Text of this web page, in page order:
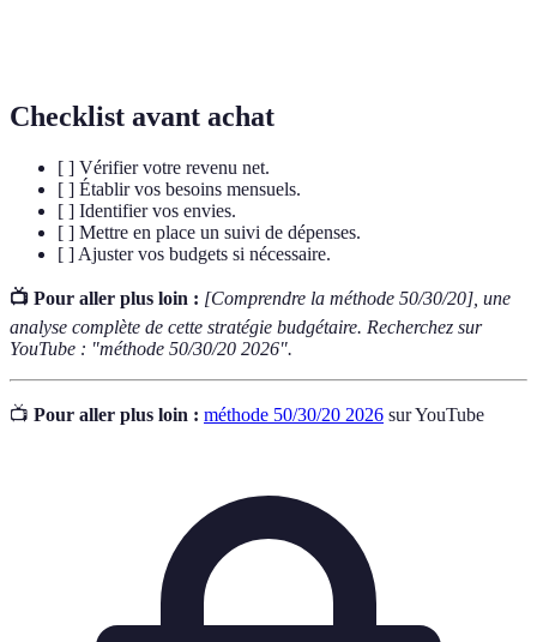
Checklist avant achat
[ ] Vérifier votre revenu net.
[ ] Établir vos besoins mensuels.
[ ] Identifier vos envies.
[ ] Mettre en place un suivi de dépenses.
[ ] Ajuster vos budgets si nécessaire.
📺 Pour aller plus loin : [Comprendre la méthode 50/30/20], une
analyse complète de cette stratégie budgétaire. Recherchez sur
YouTube : "méthode 50/30/20 2026".
📺 Pour aller plus loin : méthode 50/30/20 2026 sur YouTube